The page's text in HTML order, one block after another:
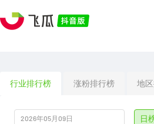
行业排行榜 涨粉排行榜 地
日